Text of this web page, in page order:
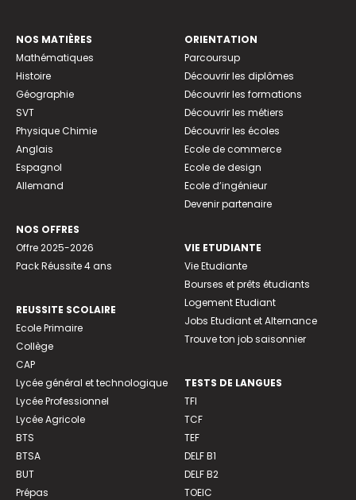
NOS MATIÈRES
Mathématiques
Histoire
Géographie
SVT
Physique Chimie
Anglais
Espagnol
Allemand
NOS OFFRES
Offre 2025-2026
Pack Réussite 4 ans
REUSSITE SCOLAIRE
Ecole Primaire
Collège
CAP
Lycée général et technologique
Lycée Professionnel
Lycée Agricole
BTS
BTSA
BUT
Prépas
ORIENTATION
Parcoursup
Découvrir les diplômes
Découvrir les formations
Découvrir les métiers
Découvrir les écoles
Ecole de commerce
Ecole de design
Ecole d’ingénieur
Devenir partenaire
VIE ETUDIANTE
Vie Etudiante
Bourses et prêts étudiants
Logement Etudiant
Jobs Etudiant et Alternance
Trouve ton job saisonnier
TESTS DE LANGUES
TFI
TCF
TEF
DELF B1
DELF B2
TOEIC